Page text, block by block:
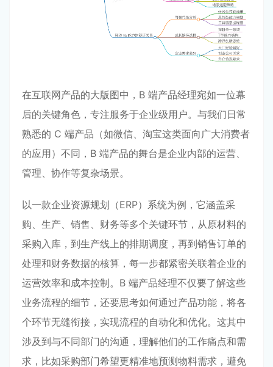
在互联网产品的大版图中，B 端产品经理宛如一位幕
后的关键角色，专注服务于企业级用户。与我们日常
熟悉的 C 端产品（如微信、淘宝这类面向广大消费者
的应用）不同，B 端产品的舞台是企业内部的运营、
管理、协作等复杂场景。
以一款企业资源规划（ERP）系统为例，它涵盖采
购、生产、销售、财务等多个关键环节，从原材料的
采购入库，到生产线上的排期调度，再到销售订单的
处理和财务数据的核算，每一步都紧密关联着企业的
运营效率和成本控制。B 端产品经理不仅要了解这些
业务流程的细节，还要思考如何通过产品功能，将各
个环节无缝衔接，实现流程的自动化和优化。这其中
涉及到与不同部门的沟通，理解他们的工作痛点和需
求，比如采购部门希望更精准地预测物料需求，避免